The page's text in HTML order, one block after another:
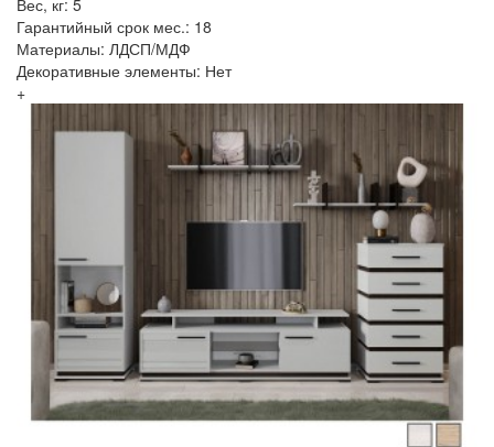
Вес, кг: 5
Гарантийный срок мес.: 18
Материалы: ЛДСП/МДФ
Декоративные элементы: Нет
+